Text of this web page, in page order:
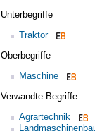
Unterbegriffe
Traktor
Oberbegriffe
Maschine
Verwandte Begriffe
Agrartechnik